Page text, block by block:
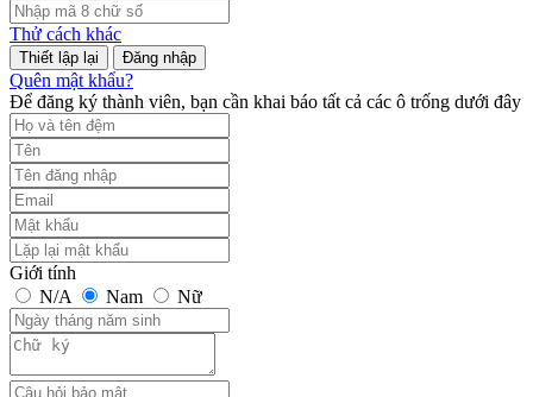
Thử cách khác
Đăng nhập
Quên mật khẩu?
Để đăng ký thành viên, bạn cần khai báo tất cả các ô trống dưới đây
Giới tính
N/A
Nam Nữ